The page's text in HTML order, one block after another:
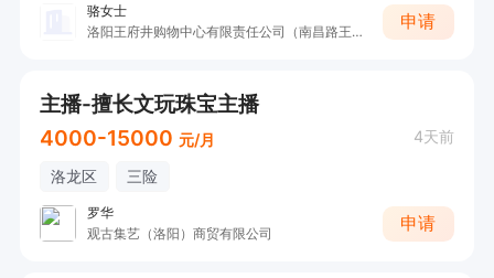
骆女士
洛阳王府井购物中心有限责任公司（南昌路王府井）
申请
主播-擅长文玩珠宝主播
4000-15000 元/月 4天前
洛龙区 三险
罗华
观古集艺（洛阳）商贸有限公司
申请